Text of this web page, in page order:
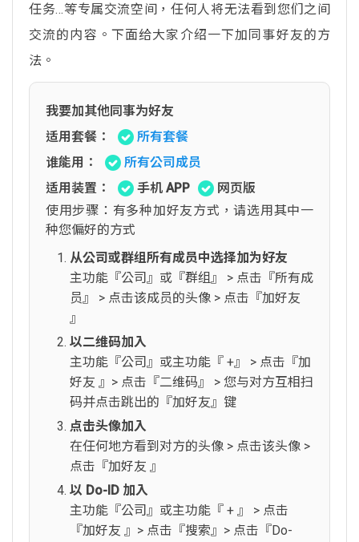
任务…等专属交流空间，任何人将无法看到您们之间
交流的内容。下面给大家介绍一下加同事好友的方
法。
我要加其他同事为好友
适用套餐：
所有套餐
谁能用：
所有公司成员
适用装置：
手机 APP
网页版
使用步骤：有多种加好友方式，请选用其中一
种您偏好的方式
从公司或群组所有成员中选择加为好友
主功能『公司』或『群组』 > 点击『所有成
员』 > 点击该成员的头像 > 点击『加好友
』
以二维码加入
主功能『公司』或主功能『 +』 > 点击『加
好友 』> 点击『二维码』 > 您与对方互相扫
码并点击跳出的『加好友』键
点击头像加入
在任何地方看到对方的头像 > 点击该头像 >
点击『加好友 』
以 Do-ID 加入
主功能『公司』或主功能『 + 』 > 点击
『加好友 』> 点击『搜索』> 点击『Do-